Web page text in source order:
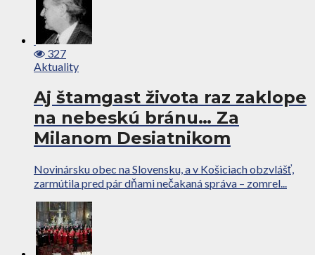
327
Aktuality
Aj štamgast života raz zaklope
na nebeskú bránu… Za
Milanom Desiatnikom
Novinársku obec na Slovensku, a v Košiciach obzvlášť,
zarmútila pred pár dňami nečakaná správa – zomrel...